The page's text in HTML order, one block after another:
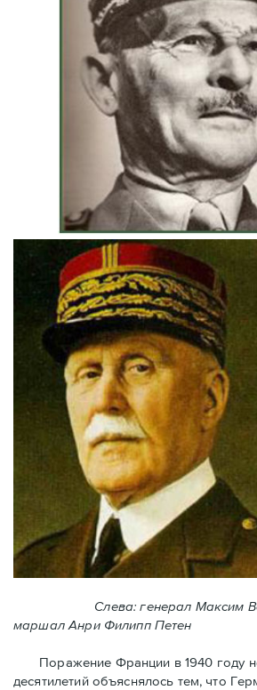
Слева: генерал Максим
маршал Анри Филипп Петен
Поражение Франции в 1940 году
десятилетий объяснялось тем, что